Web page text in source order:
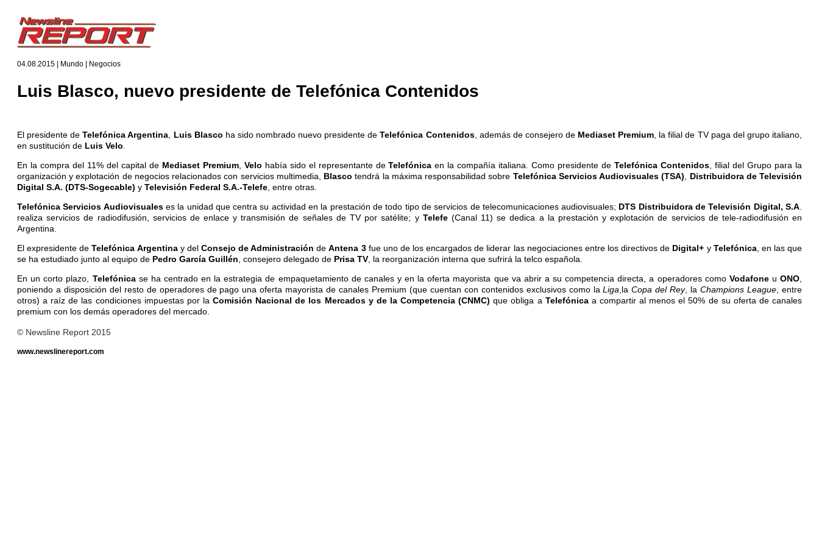
04.08.2015 | Mundo | Negocios
Luis Blasco, nuevo presidente de Telefónica Contenidos
El presidente deTelefónica Argentina Luis Blasco ha sido nombrado nuevo presidente deTelefónica Contenidos, además de consejero de Mediaset Premium , la filial de TV paga del grupo italiano,
en sustitución de Luis Velo
En la compra del 11% del capital de Mediaset Premium, Velo había sido el representante deTelefónicaen la compañía italiana. Como presidente deTelefónica Contenidos , filial del Grupo para la
organización y explotación de negocios relacionados con servicios multimedia, Blascotendrá la máxima responsabilidad sobre Telefónica Servicios Audiovisuales (TSA)
Distribuidora de Televisión
Digital S.A. (DTS-Sogecable) y Televisión Federal S.A.-Telefe , entre otras.
Telefónica Servicios Audiovisuales es la unidad que centra su actividad en la prestación de todo tipo de servicios de telecomunicaciones audiovisuales; DTS Distribuidora de Televisión Digital, S.A
realiza servicios de radiodifusión, servicios de enlace y transmisión de señales de TV por satélite; y Telefe (Canal 11) se dedica a la prestación y explotación de servicios de tele-radiodifusión en
Argentina.
El expresidente deTelefónica Argentinay del Consejo de Administración deAntena 3fue uno de los encargados de liderar las negociaciones entre los directivos de Digital+ y Telefónica, en las que
se ha estudiado junto al equipo de Pedro García Guillén , consejero delegado de Prisa TV , la reorganización interna que sufrirá la telco española.
En un corto plazo, Telefónica se ha centrado en la estrategia de empaquetamiento de canales y en la oferta mayorista que va abrir a su competencia directa, a operadores como Vodafone u ONO
poniendo a disposición del resto de operadores de pago una oferta mayorista de canales Premium (que cuentan con contenidos exclusivos como laLiga ,laCopa del Rey, la Champions League , entre
otros) a raíz de las condiciones impuestas por laComisión Nacional de los Mercados y de la Competencia (CNMC) que obliga a Telefónica a compartir al menos el 50% de su oferta de canales
premium con los demás operadores del mercado.
© Newsline Report 2015
www.newslinereport.com